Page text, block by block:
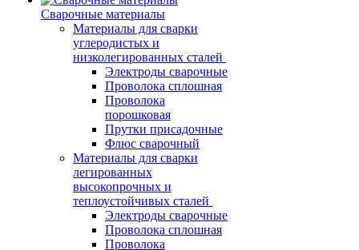
Сварочные материалы
Материалы для сварки
углеродистых и
низколегированных сталей
Электроды сварочные
Проволока сплошная
Проволока
порошковая
Прутки присадочные
Флюс сварочный
Материалы для сварки
легированных
высокопрочных и
теплоустойчивых сталей
Электроды сварочные
Проволока сплошная
Проволока